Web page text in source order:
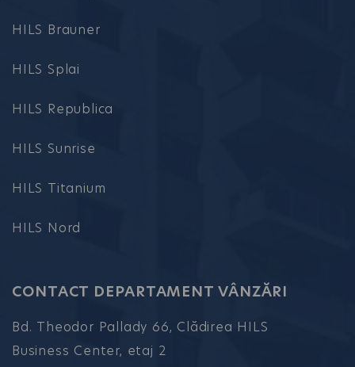
HILS Brauner
HILS Splai
HILS Republica
HILS Sunrise
HILS Titanium
HILS Nord
CONTACT DEPARTAMENT VÂNZĂRI
Bd. Theodor Pallady 66, Clădirea HILS
Business Center, etaj 2